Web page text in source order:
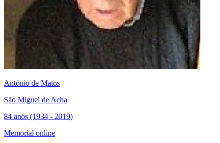
António de Matos
São Miguel de Acha
84 anos (1934 - 2019)
Memorial online